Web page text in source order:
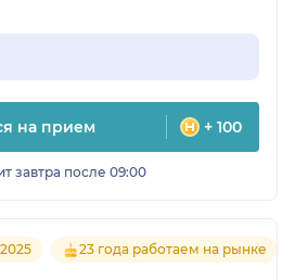
на прием + 100
завтра после 09:00
23 года работаем на рынке